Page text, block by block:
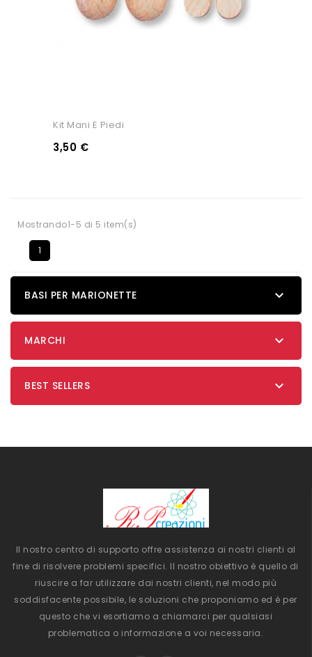
Kit Mani E Piedi
3,50 €
Mostrando1-5 di 5 item(s)
1
BASI PER MARIONETTE 
MARCHI 
BEST SELLERS 
Il nostro centro di supporto offre assistenza ai nostri clienti al
fine di risolvere problemi specifici. Il nostro obiettivo è quello di
riuscire a far utilizzare dai nostri clienti, nel modo più
soddisfacente possibile, le soluzioni che proponiamo ed è per
questo che vi esortiamo a chiamarci per qualsiasi
problematica o informazione a voi necessaria.